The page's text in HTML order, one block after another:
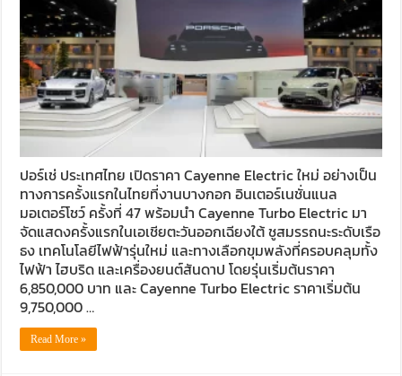
ปอร์เช่ ประเทศไทย เปิดราคา Cayenne Electric ใหม่ อย่างเป็น
ทางการครั้งแรกในไทยที่งานบางกอก อินเตอร์เนชั่นแนล
มอเตอร์โชว์ ครั้งที่ 47 พร้อมนำ Cayenne Turbo Electric มา
จัดแสดงครั้งแรกในเอเชียตะวันออกเฉียงใต้ ชูสมรรถนะระดับเรือ
ธง เทคโนโลยีไฟฟ้ารุ่นใหม่ และทางเลือกขุมพลังที่ครอบคลุมทั้ง
ไฟฟ้า ไฮบริด และเครื่องยนต์สันดาป โดยรุ่นเริ่มต้นราคา
6,850,000 บาท และ Cayenne Turbo Electric ราคาเริ่มต้น
9,750,000 …
Read More »